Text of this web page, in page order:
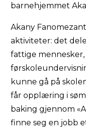
barnehjemmet
Akany
aktiviteter: det
fattige
kunne gå på
får opplæring i
baking gjennom
finne seg en jobb